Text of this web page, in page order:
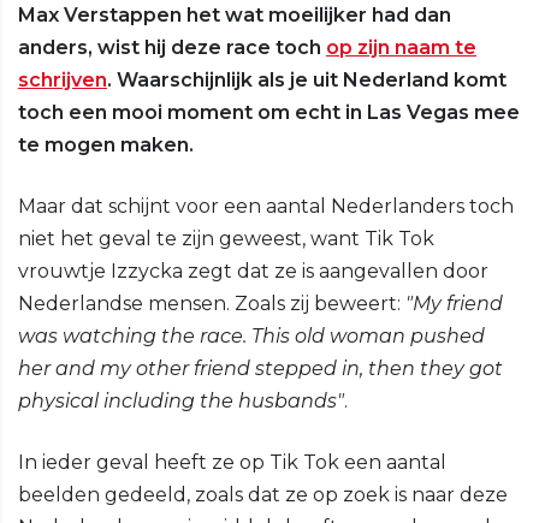
Max Verstappen het wat moeilijker had dan
anders, wist hij deze race toch op zijn naam te
schrijven. Waarschijnlijk als je uit Nederland komt
toch een mooi moment om echt in Las Vegas mee
te mogen maken.
Maar dat schijnt voor een aantal Nederlanders toch
niet het geval te zijn geweest, want Tik Tok
vrouwtje Izzycka zegt dat ze is aangevallen door
Nederlandse mensen. Zoals zij beweert: "My friend
was watching the race. This old woman pushed
her and my other friend stepped in, then they got
physical including the husbands".
In ieder geval heeft ze op Tik Tok een aantal
beelden gedeeld, zoals dat ze op zoek is naar deze